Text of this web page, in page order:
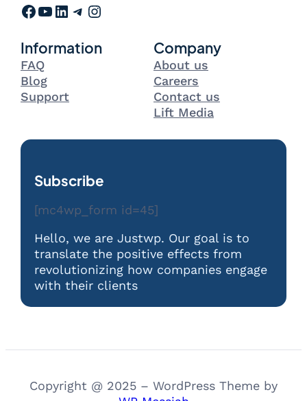
Facebook YouTube LinkedIn Telegram Instagram
Information
FAQ
Blog
Support
Company
About us
Careers
Contact us
Lift Media
Subscribe
[mc4wp_form id=45]
Hello, we are Justwp. Our goal is to
translate the positive effects from
revolutionizing how companies engage
with their clients
Copyright @ 2025 – WordPress Theme by